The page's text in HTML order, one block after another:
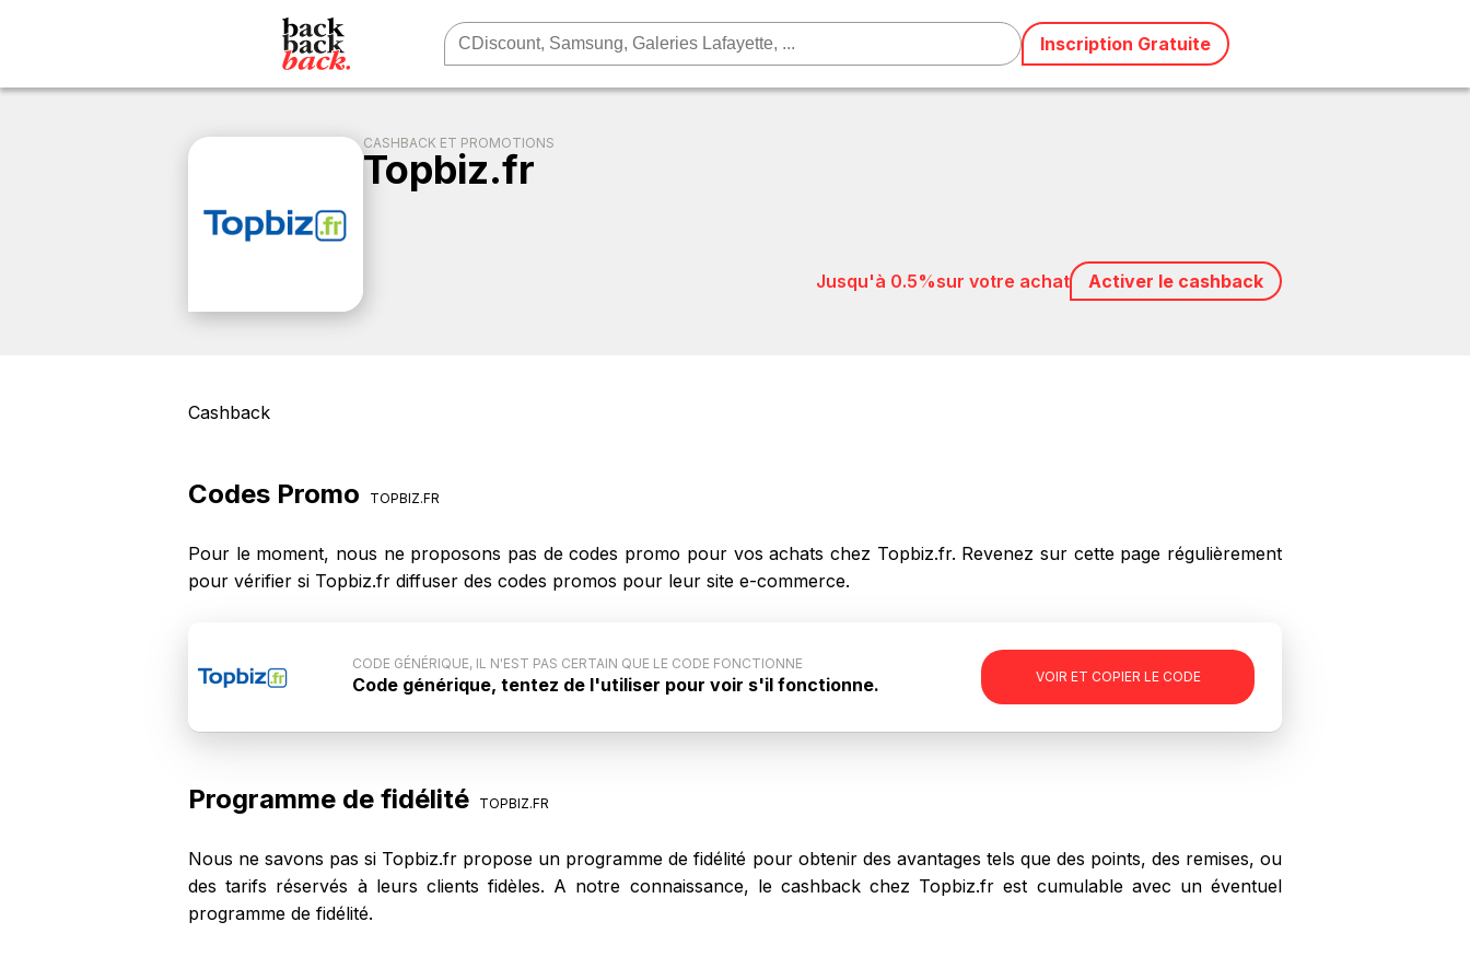
CASHBACK ET PROMOTIONS
Topbiz.fr
jusqu'à 0.5%sur votre achat Activer le cashback
Cashback
Codes Promo TOPBIZ.FR
Pour le moment, nous ne proposons pas de codes promo pour vos achats chez Topbiz.fr. Revenez sur cette page régulièrement
pour vérifier si Topbiz.fr diffuser des codes promos pour leur site e-commerce.
VOIR ET COPIER LE CODE
CODE GÉNÉRIQUE, IL N'EST PAS CERTAIN QUE LE CODE FONCTIONNE
Code générique, tentez de l'utiliser pour voir s'il fonctionne.
n'est pas communiqué par le site internet. Aussi, il est possible que ce
Programme de fidélité TOPBIZ.FR
Nous ne savons pas si Topbiz.fr propose un programme de fidélité pour obtenir des avantages tels que des points, des remises, ou
des tarifs réservés à leurs clients fidèles. A notre connaissance, le cashback chez Topbiz.fr est cumulable avec un éventuel
programme de fidélité.
Inscription Gratuite